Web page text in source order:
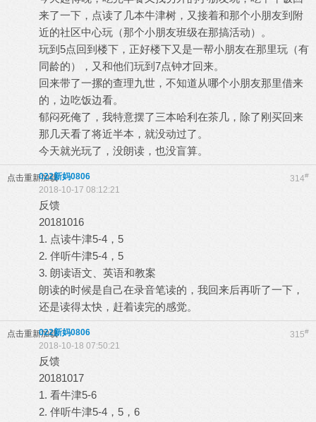
来了一下，点读了几本牛津树，又接着和那个小朋友到附
近的社区中心玩（那个小朋友班级在那搞活动）。
玩到5点回到楼下，正好楼下又是一帮小朋友在那里玩（有
同龄的），又和他们玩到7点钟才回来。
回来带了一摞的查理九世，不知道从哪个小朋友那里借来
的，边吃饭边看。
郁闷死俺了，我特意摆了三本哈利在茶几，除了刚买回来
那几天看了将近半本，就没动过了。
今天就光玩了，没朗读，也没盲算。
点击重新加载 314#
022新妈0806
2018-10-17 08:12:21
反馈
20181016
1. 点读牛津5-4，5
2. 伴听牛津5-4，5
3. 朗读语文、英语和教案
朗读的时候是自己在录音笔读的，我回来后再听了一下，
还是读得太快，赶着读完的感觉。
点击重新加载 315#
022新妈0806
2018-10-18 07:50:21
反馈
20181017
1. 看牛津5-6
2. 伴听牛津5-4，5，6